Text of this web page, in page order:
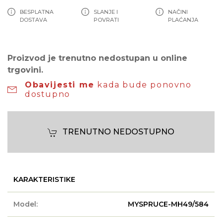
BESPLATNA
DOSTAVA
SLANJE I
POVRATI
NAČINI
PLAĆANJA
Proizvod je trenutno nedostupan u online
trgovini.
Obavijesti me kada bude ponovno
dostupno
TRENUTNO NEDOSTUPNO
KARAKTERISTIKE
Model: MYSPRUCE-MH49/584